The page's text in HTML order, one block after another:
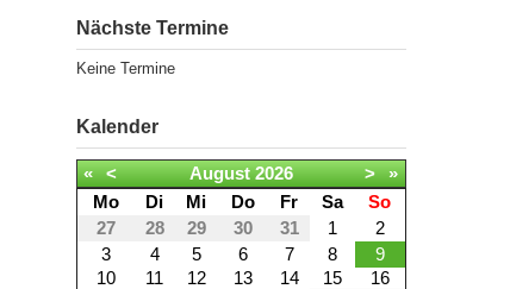
Nächste Termine
Keine Termine
Kalender
« < August 2026 >
»
Mo
Di Mi Do Fr Sa
So
27
28 29 30 31 1
2
3
4 5 6 7 8
9
10
11 12 13 14 15
16